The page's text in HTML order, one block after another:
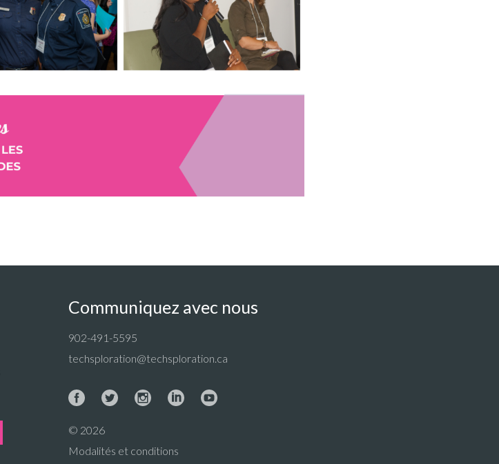
Communiquez avec nous
902-491-5595
techsploration@techsploration.ca
© 2026
Modalités et conditions